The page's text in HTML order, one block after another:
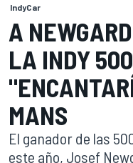
IndyCar
A
LA INDY
MANS
El ganador de las
este año, Josef